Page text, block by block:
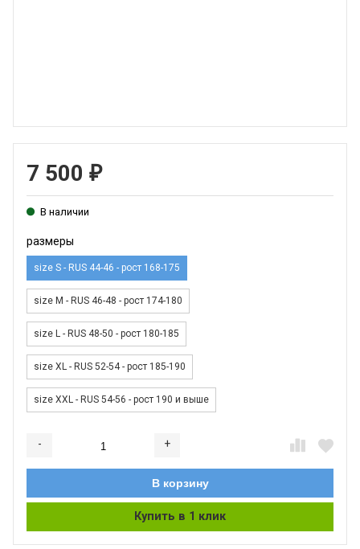
7 500 ₽
В наличии
размеры
size S - RUS 44-46 - рост 168-175
size M - RUS 46-48 - рост 174-180
size L - RUS 48-50 - рост 180-185
size XL - RUS 52-54 - рост 185-190
size XXL - RUS 54-56 - рост 190 и выше
- +
В корзину
Купить в 1 клик